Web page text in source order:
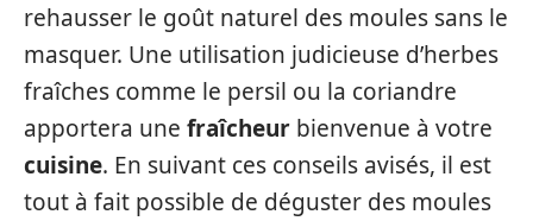
rehausser le goût naturel des moules sans le
masquer. Une utilisation judicieuse d’herbes
fraîches comme le persil ou la coriandre
apportera une fraîcheur bienvenue à votre
cuisine. En suivant ces conseils avisés, il est
tout à fait possible de déguster des moules